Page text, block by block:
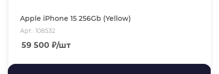
Apple iPhone 15 256Gb (Yellow)
Арт.: 108532
59 500 ₽/шт